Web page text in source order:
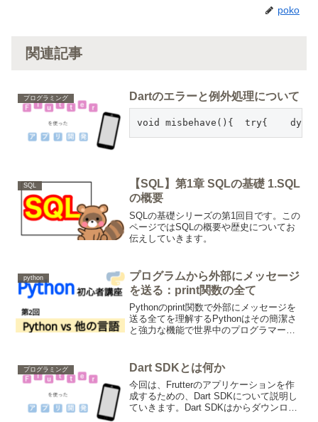
poko
関連記事
プログラミング Dartのエラーと例外処理について
void misbehave(){  try{
SQL
【SQL】第1章 SQLの基礎 1.SQL
の概要
SQLの基礎シリーズの第1回目です。この
ページではSQLの概要や歴史についてお
伝えしていきます。
python
プログラムから外部にメッセージ
を送る：print関数の全て
Pythonのprint関数で外部にメッセージを
送る全てを理解するPythonはその簡潔さ
と強力な機能で世界中のプログラマーか
能の一つがprint関数です。この記事で
プログラミング Dart SDKとは何か
今回は、Frutterのアプリケーションを作
成するための、Dart SDKについて説明し
ていきます。Dart SDKはからダウンロー